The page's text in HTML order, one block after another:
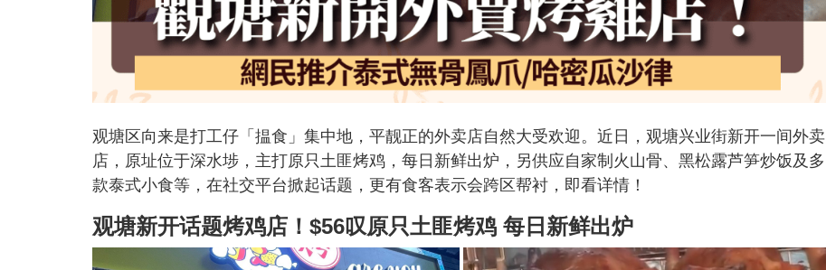
观塘区向来是打工仔「揾食」集中地，平靓正的外卖店自然大受欢迎。近日，观塘兴业街新开一间外卖
店，原址位于深水埗，主打原只土匪烤鸡，每日新鲜出炉，另供应自家制火山骨、黑松露芦笋炒饭及多
款泰式小食等，在社交平台掀起话题，更有食客表示会跨区帮衬，即看详情！
观塘新开话题烤鸡店！$56叹原只土匪烤鸡 每日新鲜出炉